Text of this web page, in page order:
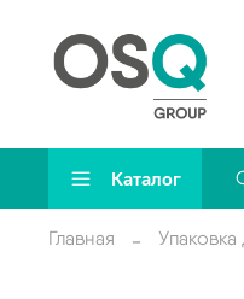
Каталог
Главная Упаковка